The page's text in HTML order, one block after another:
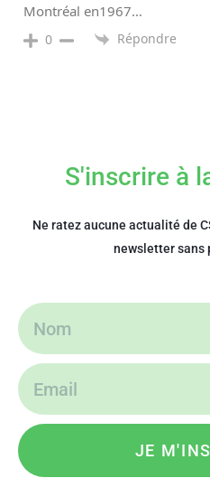
Montréal en1967…
0 Répondre
S'inscrire à
Ne ratez aucune actualité de
newsletter sans
JE